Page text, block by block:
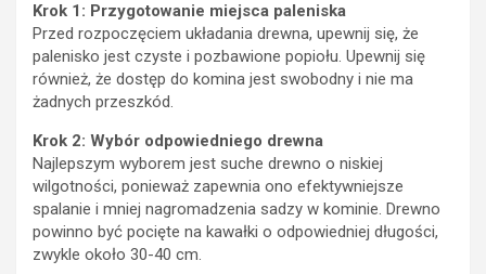
Krok 1: Przygotowanie miejsca paleniska
Przed rozpoczęciem układania drewna, upewnij się, że
palenisko jest czyste i pozbawione popiołu. Upewnij się
również, że dostęp do komina jest swobodny i nie ma
żadnych przeszkód.
Krok 2: Wybór odpowiedniego drewna
Najlepszym wyborem jest suche drewno o niskiej
wilgotności, ponieważ zapewnia ono efektywniejsze
spalanie i mniej nagromadzenia sadzy w kominie. Drewno
powinno być pocięte na kawałki o odpowiedniej długości,
zwykle około 30-40 cm.